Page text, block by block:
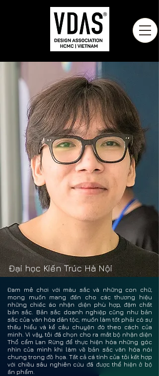
Đại học Kiến Trúc Hà Nội
Đam mê chơi với màu sắc và những con chữ,
mong muốn mang đến cho các thương hiệu
những chiếc áo nhận diện phù hợp, đậm chất
bản sắc. Bản sắc doanh nghiệp cũng như bản
sắc của văn hóa dân tộc, muốn làm tốt phải có sự
thấu hiểu và kể câu chuyện đó theo cách của
mình. Vì vậy, tôi đã chọn cho ra mắt bộ nhận diện
Thổ cẩm Lan Rừng để thực hiện hóa những góc
nhìn của mình khi làm về bản sắc văn hóa nói
chung trong đồ họa. Tất cả cá tính của tôi kết hợp
với chiều sâu nghiên cứu đã được thể hiện ở bộ
ấn phẩm.